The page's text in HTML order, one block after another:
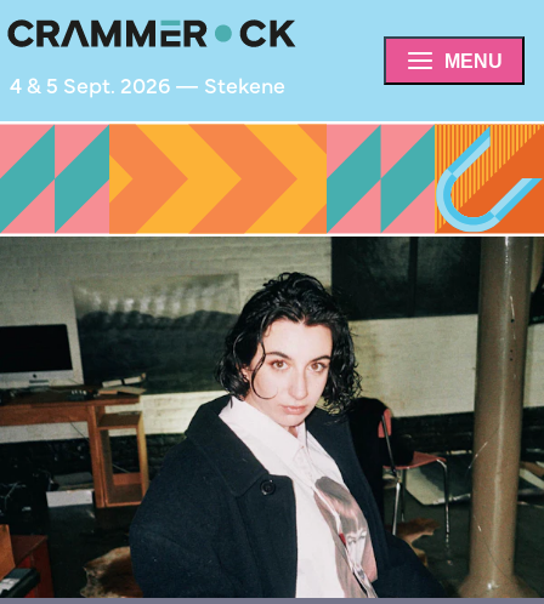
4 & 5 Sept. 2026 — Stekene
MENU